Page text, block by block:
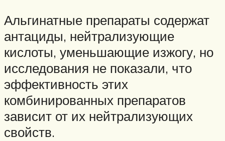
Альгинатные препараты содержат
антациды, нейтрализующие
кислоты, уменьшающие изжогу, но
исследования не показали, что
эффективность этих
комбинированных препаратов
зависит от их нейтрализующих
свойств.